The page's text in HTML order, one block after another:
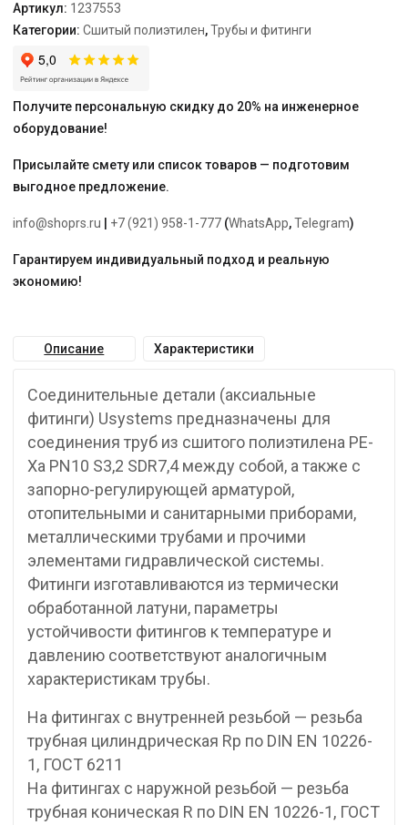
R1/2"
НР
Артикул: 1237553
Категории: Сшитый полиэтилен,Трубы и фитинги
Получите персональную скидку до 20% на инженерное
оборудование!
Присылайте смету или список товаров — подготовим
выгодное предложение.
info@shoprs.ru +7 (921) 958-1-777 (WhatsApp,Telegram)
Гарантируем индивидуальный подход и реальную
экономию!
Описание Характеристики
Соединительные детали (аксиальные
фитинги) Usystems предназначены для
соединения труб из сшитого полиэтилена PE-
Xa PN10 S3,2 SDR7,4 между собой, а также с
запорно-регулирующей арматурой,
отопительными и санитарными приборами,
металлическими трубами и прочими
элементами гидравлической системы.
Фитинги изготавливаются из термически
обработанной латуни, параметры
устойчивости фитингов к температуре и
давлению соответствуют аналогичным
характеристикам трубы.
На фитингах с внутренней резьбой — резьба
трубная цилиндрическая Rp по DIN EN 10226-
1, ГОСТ 6211
На фитингах с наружной резьбой — резьба
трубная коническая R по DIN EN 10226-1, ГОСТ